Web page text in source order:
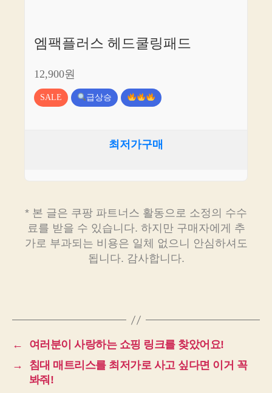
엠팩플러스 헤드쿨링패드
12,900원
SALE 급상승
최저가구매
* 본 글은 쿠팡 파트너스 활동으로 소정의 수수
료를 받을 수 있습니다. 하지만 구매자에게 추
가로 부과되는 비용은 일체 없으니 안심하셔도
됩니다. 감사합니다.
←
여러분이 사랑하는 쇼핑 링크를 찾았어요!
→
침대 매트리스를 최저가로 사고 싶다면 이거 꼭
봐줘!